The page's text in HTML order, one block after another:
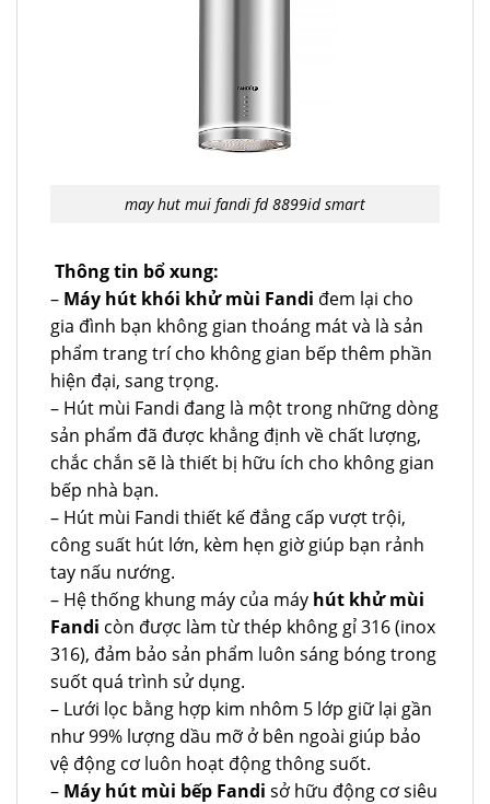
may hut mui fandi fd 8899id smart
Thông tin bổ xung:
– Máy hút khói khử mùi Fandi đem lại cho
gia đình bạn không gian thoáng mát và là sản
phẩm trang trí cho không gian bếp thêm phần
hiện đại, sang trọng.
– Hút mùi Fandi đang là một trong những dòng
sản phẩm đã được khẳng định về chất lượng,
chắc chắn sẽ là thiết bị hữu ích cho không gian
bếp nhà bạn.
– Hút mùi Fandi thiết kế đẳng cấp vượt trội,
công suất hút lớn, kèm hẹn giờ giúp bạn rảnh
tay nấu nướng.
– Hệ thống khung máy của máy hút khử mùi
Fandi còn được làm từ thép không gỉ 316 (inox
316), đảm bảo sản phẩm luôn sáng bóng trong
suốt quá trình sử dụng.
– Lưới lọc bằng hợp kim nhôm 5 lớp giữ lại gần
như 99% lượng dầu mỡ ở bên ngoài giúp bảo
vệ động cơ luôn hoạt động thông suốt.
– Máy hút mùi bếp Fandi sở hữu động cơ siêu